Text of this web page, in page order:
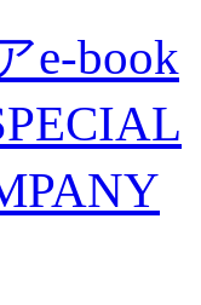
e-book